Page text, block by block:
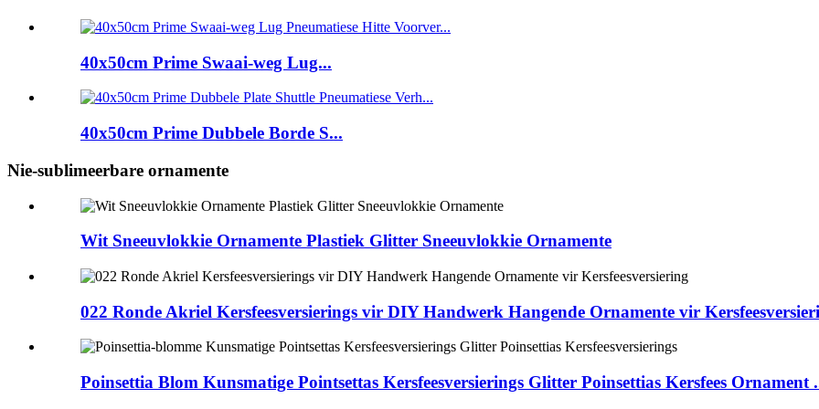
40x50cm Prime Swaai-weg Lug...
40x50cm Prime Dubbele Borde S...
Nie-sublimeerbare ornamente
Wit Sneeuvlokkie Ornamente Plastiek Glitter Sneeuvlokkie Ornamente
022 Ronde Akriel Kersfeesversierings vir DIY Handwerk Hangende Ornamente vir
Poinsettia Blom Kunsmatige Pointsettas Kersfeesversierings Glitter Poinsettias Kersfees Ornament